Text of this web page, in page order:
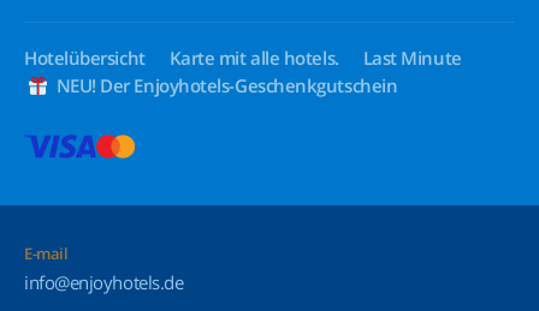
Hotelübersicht Karte mit alle hotels.
Last Minute
NEU! Der Enjoyhotels-Geschenkgutschein
E-mail
info@enjoyhotels.de